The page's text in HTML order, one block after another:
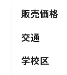
販売価格
交通
学校区